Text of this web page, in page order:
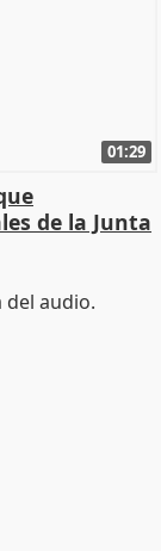
01:29
de la Junta